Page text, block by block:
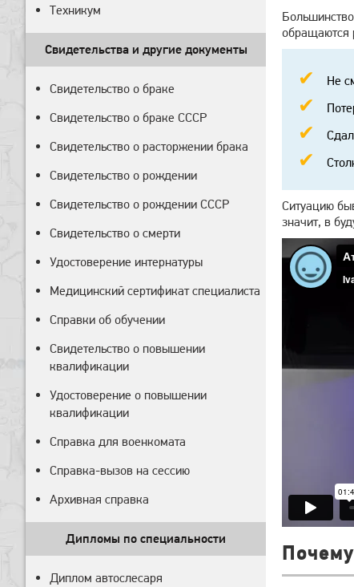
обращаются
Не
Ситуацию
значит, в
Техникум
Свидетельства и другие документы
Свидетельство о браке
Свидетельство о браке СССР
Свидетельство о расторжении брака
Свидетельство о рождении
Свидетельство о рождении СССР
Свидетельство о смерти
Удостоверение интернатуры
Медицинский сертификат специалиста
Справки об обучении
Свидетельство о повышении
квалификации
Удостоверение о повышении
квалификации
Справка для военкомата
Справка-вызов на сессию
Архивная справка
Дипломы по специальности
Диплом автослесаря